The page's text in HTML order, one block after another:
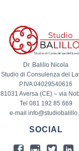
Dr. Balillo Nicola
Studio di Consulenza del
P.IVA 04029540616
81031 Aversa (CE) – via
Tel 081 192 85 669
e-mail
SOCIAL